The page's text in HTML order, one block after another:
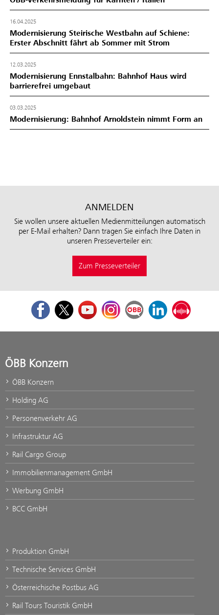
16.04.2025
Modernisierung Steirische Westbahn auf Schiene:
Erster Abschnitt fährt ab Sommer mit Strom
12.03.2025
Modernisierung Ennstalbahn: Bahnhof Haus wird
barrierefrei umgebaut
03.03.2025
Modernisierung: Bahnhof Arnoldstein nimmt Form an
ANMELDEN
Sie wollen unsere aktuellen Medienmitteilungen automatisch
per E-Mail erhalten? Dann tragen Sie einfach Ihre Daten in
unseren Presseverteiler ein:
Zum Presseverteiler
FacebookTwitterYoutubeInstagramÖBB Corporate Blog
LinkedInPodcast
ÖBB Konzern
ÖBB Konzern
Holding AG
Personenverkehr AG
Infrastruktur AG
Rail Cargo Group
Immobilienmanagement GmbH
Werbung GmbH
BCC GmbH
Produktion GmbH
Technische Services GmbH
Österreichische Postbus AG
Rail Tours Touristik GmbH